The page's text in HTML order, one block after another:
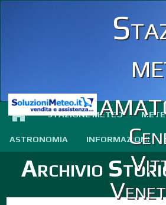
STAZIONE METEO
ASTRONOMIA INFORMAZIONI
Archivio